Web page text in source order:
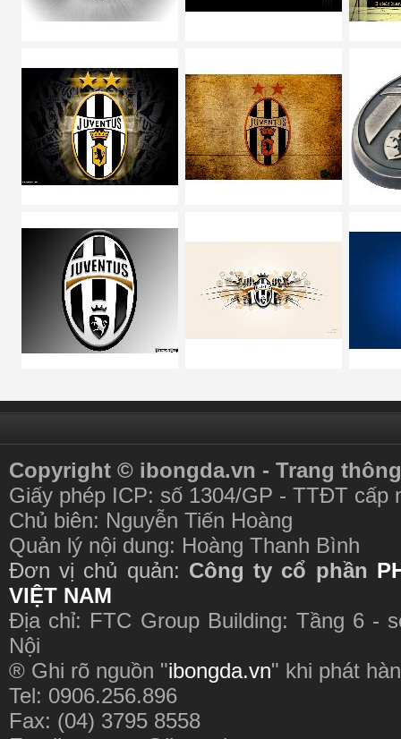
Copyright © ibongda.vn - Trang
Giấy phép ICP: số 1304/GP - TTĐT cấp
Chủ biên: Nguyễn Tiến Hoàng
Quản lý nội dung: Hoàng Thanh Bình
Đơn vị chủ quản: Công ty cổ phần
VIỆT NAM
Địa chỉ: FTC Group Building: Tầng 6 -
Nội
® Ghi rõ nguồn "ibongda.vn" khi phát
Tel: 0906.256.896
Fax: (04) 3795 8558